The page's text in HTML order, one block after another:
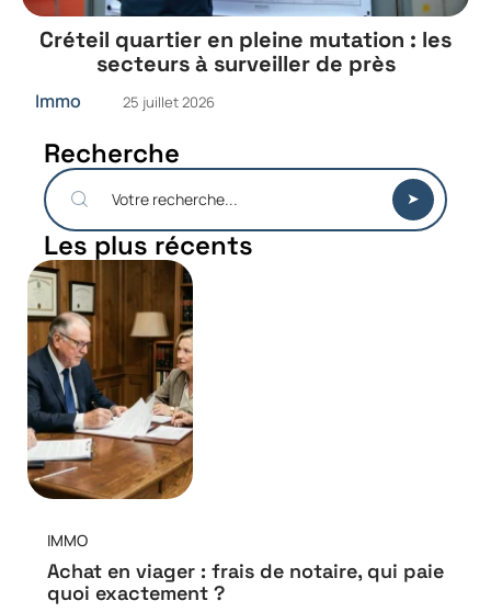
Créteil quartier en pleine mutation : les
secteurs à surveiller de près
Immo 25 juillet 2026
Recherche
Les plus récents
IMMO
Achat en viager : frais de notaire, qui paie
quoi exactement ?